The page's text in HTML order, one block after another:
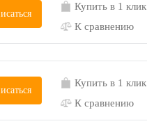
Купить в 1 клик
К сравнению
Купить в 1 клик
К сравнению